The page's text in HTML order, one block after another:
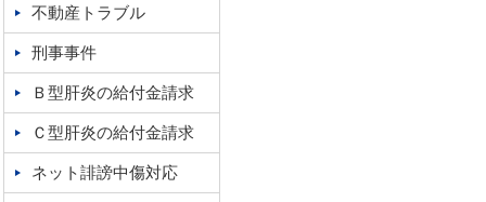
不動産トラブル
刑事事件
Ｂ型肝炎の給付金請求
Ｃ型肝炎の給付金請求
ネット誹謗中傷対応